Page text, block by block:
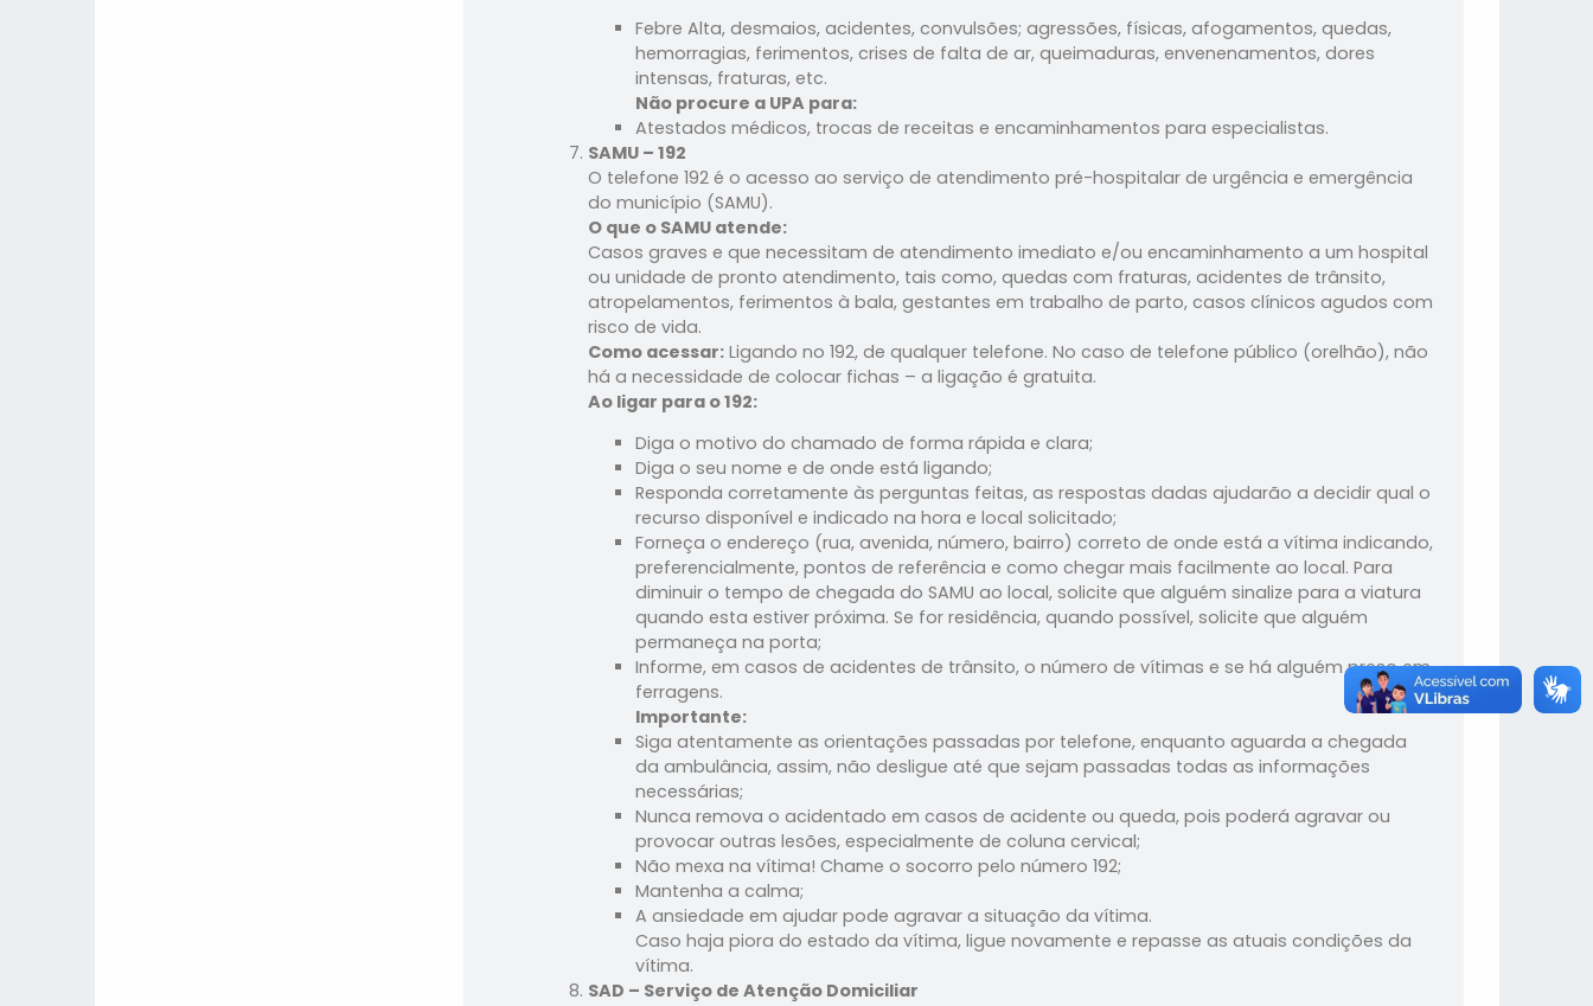
Febre Alta, desmaios, acidentes, convulsões; agressões, físicas, afogamentos, quedas,
hemorragias, ferimentos, crises de falta de ar, queimaduras, envenenamentos, dores
intensas, fraturas, etc.
Não procure a UPA para:
Atestados médicos, trocas de receitas e encaminhamentos para especialistas.
SAMU – 192
O telefone 192 é o acesso ao serviço de atendimento pré-hospitalar de urgência e emergência
do município (SAMU).
O que o SAMU atende:
Casos graves e que necessitam de atendimento imediato e/ou encaminhamento a um hospital
ou unidade de pronto atendimento, tais como, quedas com fraturas, acidentes de trânsito,
atropelamentos, ferimentos à bala, gestantes em trabalho de parto, casos clínicos agudos com
risco de vida.
Como acessar:Ligando no 192, de qualquer telefone. No caso de telefone público (orelhão), não
há a necessidade de colocar fichas – a ligação é gratuita.
Ao ligar para o 192:
Diga o motivo do chamado de forma rápida e clara;
Diga o seu nome e de onde está ligando;
Responda corretamente às perguntas feitas, as respostas dadas ajudarão a decidir qual o
recurso disponível e indicado na hora e local solicitado;
Forneça o endereço (rua, avenida, número, bairro) correto de onde está a vítima indicando,
preferencialmente, pontos de referência e como chegar mais facilmente ao local. Para
diminuir o tempo de chegada do SAMU ao local, solicite que alguém sinalize para a viatura
quando esta estiver próxima. Se for residência, quando possível, solicite que alguém
permaneça na porta;
Informe, em casos de acidentes de trânsito, o número de vítimas e se há alguém preso em
ferragens.
Importante:
Siga atentamente as orientações passadas por telefone, enquanto aguarda a chegada
da ambulância, assim, não desligue até que sejam passadas todas as informações
necessárias;
Nunca remova o acidentado em casos de acidente ou queda, pois poderá agravar ou
provocar outras lesões, especialmente de coluna cervical;
Não mexa na vítima! Chame o socorro pelo número 192;
Mantenha a calma;
A ansiedade em ajudar pode agravar a situação da vítima.
Caso haja piora do estado da vítima, ligue novamente e repasse as atuais condições da
vítima.
SAD – Serviço de Atenção Domiciliar